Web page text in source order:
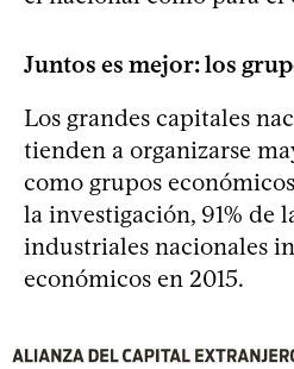
Juntos es mejor: los
Los grandes capitales
tienden a organizarse
como grupos
la investigación, 91% de
industriales nacionales
económicos en 2015.